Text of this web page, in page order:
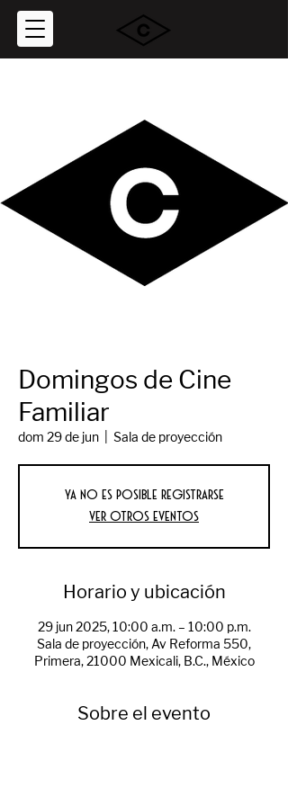
Domingos de Cine
Familiar
dom 29 de jun Sala de proyección
Ya no es posible registrarse
Ver otros eventos
Horario y ubicación
29 jun 2025, 10:00 a.m. – 10:00 p.m.
Sala de proyección, Av Reforma 550,
Primera, 21000 Mexicali, B.C., México
Sobre el evento